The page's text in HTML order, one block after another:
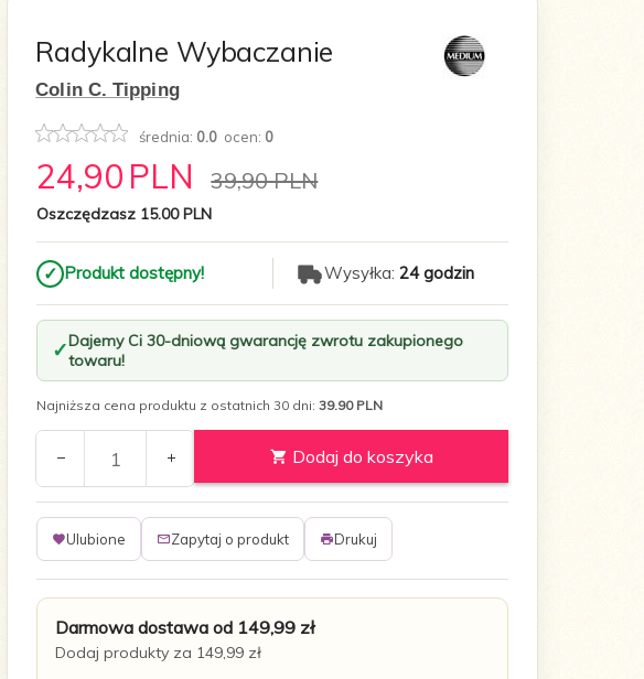
Radykalne Wybaczanie
Colin C. Tipping
średnia: 0.0 ocen: 0
24,90 PLN 39,90 PLN
Oszczędzasz 15.00 PLN
✓ Produkt dostępny! Wysyłka: 24 godzin
Dajemy Ci 30-dniową gwarancję zwrotu zakupionego
towaru!
Najniższa cena produktu z ostatnich 30 dni:39.90 PLN
Dodaj do koszyka
Ulubione Zapytaj o produkt Drukuj
Darmowa dostawa od 149,99 zł
Dodaj produkty za 149,99 zł